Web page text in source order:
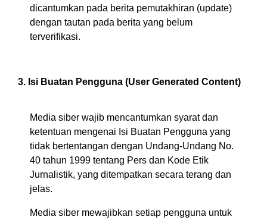
dicantumkan pada berita pemutakhiran (update)
dengan tautan pada berita yang belum
terverifikasi.
3. Isi Buatan Pengguna (User Generated Content)
Media siber wajib mencantumkan syarat dan
ketentuan mengenai Isi Buatan Pengguna yang
tidak bertentangan dengan Undang-Undang No.
40 tahun 1999 tentang Pers dan Kode Etik
Jurnalistik, yang ditempatkan secara terang dan
jelas.
Media siber mewajibkan setiap pengguna untuk